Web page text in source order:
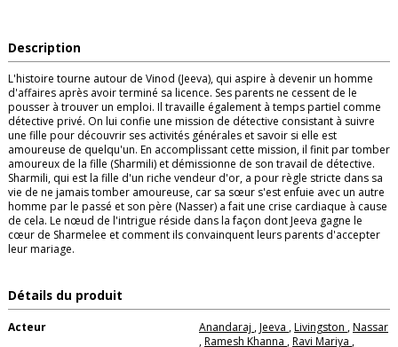
Description
L'histoire tourne autour de Vinod (Jeeva), qui aspire à devenir un homme
d'affaires après avoir terminé sa licence. Ses parents ne cessent de le
pousser à trouver un emploi. Il travaille également à temps partiel comme
détective privé. On lui confie une mission de détective consistant à suivre
une fille pour découvrir ses activités générales et savoir si elle est
amoureuse de quelqu'un. En accomplissant cette mission, il finit par tomber
amoureux de la fille (Sharmili) et démissionne de son travail de détective.
Sharmili, qui est la fille d'un riche vendeur d'or, a pour règle stricte dans sa
vie de ne jamais tomber amoureuse, car sa sœur s'est enfuie avec un autre
homme par le passé et son père (Nasser) a fait une crise cardiaque à cause
de cela. Le nœud de l'intrigue réside dans la façon dont Jeeva gagne le
cœur de Sharmelee et comment ils convainquent leurs parents d'accepter
leur mariage.
Détails du produit
Acteur Anandaraj ,Jeeva ,Livingston ,Nassar
,Ramesh Khanna ,Ravi Mariya ,